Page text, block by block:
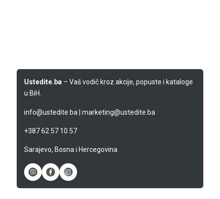
Ustedite.ba – Vaš vodič kroz akcije, popuste i kataloge
u BiH.
info@ustedite.ba | marketing@ustedite.ba
+387 62 57 10 57
Sarajevo, Bosna i Hercegovina